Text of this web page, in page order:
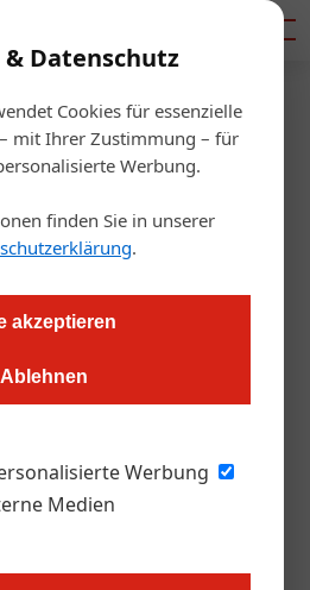
& Datenschutz
Cookies für essenzielle
mit Ihrer Zustimmung – für
Werbung.
finden Sie in unserer
.
akzeptieren
Ablehnen
Werbung
Medien
/Gastro & Hotel
Paierl erweitert
Treiber (38) holt sich der
Know-how an Bord. Ab
in allen operativen